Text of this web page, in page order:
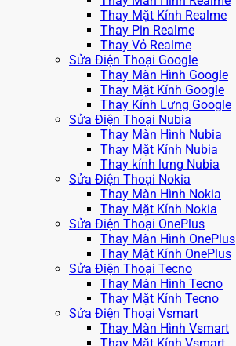
Thay Mặt Kính Realme
Thay Pin Realme
Thay Vỏ Realme
Sửa Điện Thoại Google
Thay Màn Hình Google
Thay Mặt Kính Google
Thay Kính Lưng Google
Sửa Điện Thoại Nubia
Thay Màn Hình Nubia
Thay Mặt Kính Nubia
Thay kính lưng Nubia
Sửa Điện Thoại Nokia
Thay Màn Hình Nokia
Thay Mặt Kính Nokia
Sửa Điện Thoại OnePlus
Thay Màn Hình OnePlus
Thay Mặt Kính OnePlus
Sửa Điện Thoại Tecno
Thay Màn Hình Tecno
Thay Mặt Kính Tecno
Sửa Điện Thoại Vsmart
Thay Màn Hình Vsmart